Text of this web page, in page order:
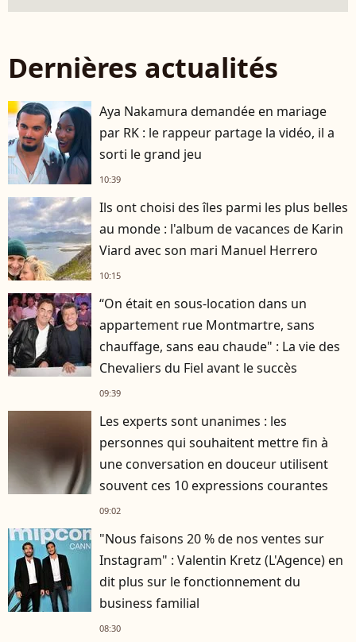
Dernières actualités
Aya Nakamura demandée en mariage
par RK : le rappeur partage la vidéo, il a
sorti le grand jeu
10:39
Ils ont choisi des îles parmi les plus belles
au monde : l'album de vacances de Karin
Viard avec son mari Manuel Herrero
10:15
“On était en sous-location dans un
appartement rue Montmartre, sans
chauffage, sans eau chaude" : La vie des
Chevaliers du Fiel avant le succès
09:39
Les experts sont unanimes : les
personnes qui souhaitent mettre fin à
une conversation en douceur utilisent
souvent ces 10 expressions courantes
09:02
"Nous faisons 20 % de nos ventes sur
Instagram" : Valentin Kretz (L'Agence) en
dit plus sur le fonctionnement du
business familial
08:30